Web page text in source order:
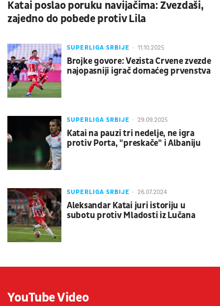
Katai poslao poruku navijačima: Zvezdaši,
zajedno do pobede protiv Lila
SUPERLIGA SRBIJE 11.10.2025
Brojke govore: Vezista Crvene zvezde
najopasniji igrač domaćeg prvenstva
SUPERLIGA SRBIJE 29.09.2025
Katai na pauzi tri nedelje, ne igra
protiv Porta, "preskače" i Albaniju
SUPERLIGA SRBIJE 26.07.2024
Aleksandar Katai juri istoriju u
subotu protiv Mladosti iz Lučana
YouTube Video